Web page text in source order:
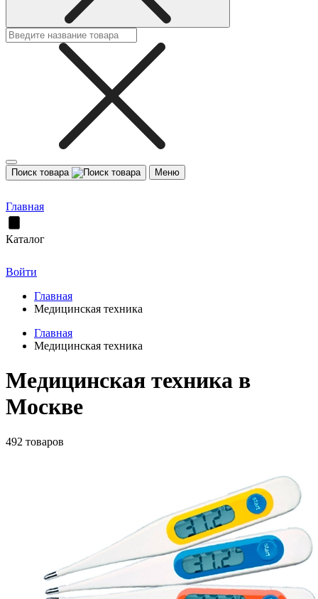
Поиск товара Меню
Главная
Каталог
Войти
Главная
Медицинская техника
Главная
Медицинская техника
Медицинская техника в
Москве
492 товаров